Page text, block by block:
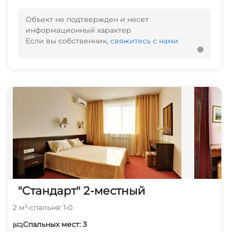
Объект не подтвержден и несет
информационный характер
Если вы собственник, свяжитесь с нами
"Стандарт" 2-местный
2 м²•спальня: 1•0
Спальных мест: 3